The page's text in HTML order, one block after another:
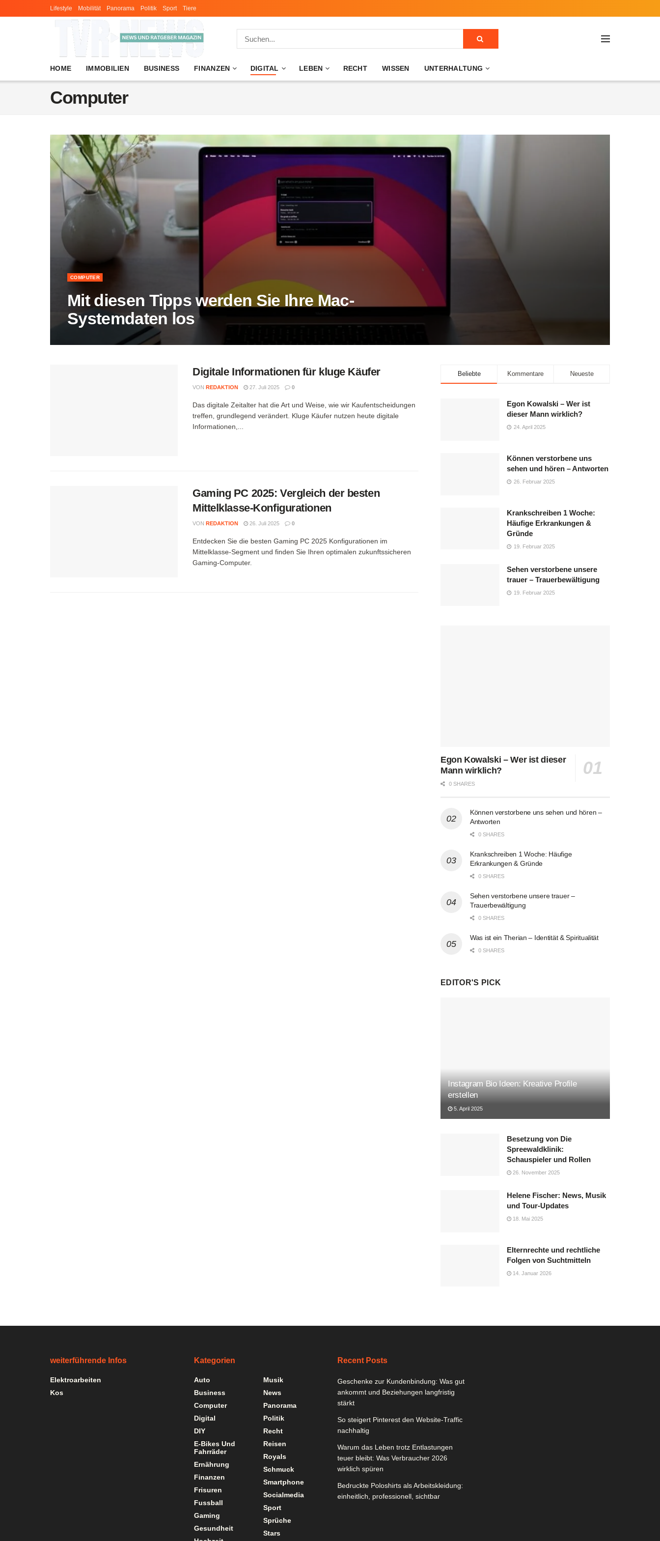
Lifestyle Mobilität Panorama Politik Sport Tiere
HOME IMMOBILIEN BUSINESS FINANZEN DIGITAL LEBEN RECHT WISSEN UNTERHALTUNG
Computer
COMPUTER
Mit diesen Tipps werden Sie Ihre Mac-
Systemdaten los
Digitale Informationen für kluge Käufer
VON REDAKTION 27. Juli 2025 0
Das digitale Zeitalter hat die Art und Weise, wie wir Kaufentscheidungen
treffen, grundlegend verändert. Kluge Käufer nutzen heute digitale
Informationen,...
Gaming PC 2025: Vergleich der besten
Mittelklasse-Konfigurationen
VON REDAKTION 26. Juli 2025 0
Entdecken Sie die besten Gaming PC 2025 Konfigurationen im
Mittelklasse-Segment und finden Sie Ihren optimalen zukunftssicheren
Gaming-Computer.
Beliebte Kommentare Neueste
Egon Kowalski – Wer ist
dieser Mann wirklich?
24. April 2025
Können verstorbene uns
sehen und hören – Antworten
26. Februar 2025
Krankschreiben 1 Woche:
Häufige Erkrankungen &
Gründe
19. Februar 2025
Sehen verstorbene unsere
trauer – Trauerbewältigung
19. Februar 2025
Egon Kowalski – Wer ist dieser
Mann wirklich?
0 SHARES
Können verstorbene uns sehen und hören –
Antworten
0 SHARES
Krankschreiben 1 Woche: Häufige
Erkrankungen & Gründe
0 SHARES
Sehen verstorbene unsere trauer –
Trauerbewältigung
0 SHARES
Was ist ein Therian – Identität & Spiritualität
0 SHARES
EDITOR'S PICK
Instagram Bio Ideen: Kreative Profile
erstellen
5. April 2025
Besetzung von Die
Spreewaldklinik:
Schauspieler und Rollen
26. November 2025
Helene Fischer: News, Musik
und Tour-Updates
18. Mai 2025
Elternrechte und rechtliche
Folgen von Suchtmitteln
14. Januar 2026
weiterführende Infos
Elektroarbeiten
Kos
Kategorien
Auto
Business
Computer
Digital
DIY
E-Bikes Und
Fahrräder
Ernährung
Finanzen
Frisuren
Fussball
Gaming
Gesundheit
Musik
News
Panorama
Politik
Recht
Reisen
Royals
Schmuck
Smartphone
Socialmedia
Sport
Sprüche
Stars
Recent Posts
Geschenke zur Kundenbindung: Was gut
ankommt und Beziehungen langfristig
stärkt
So steigert Pinterest den Website-Traffic
nachhaltig
Warum das Leben trotz Entlastungen
teuer bleibt: Was Verbraucher 2026
wirklich spüren
Bedruckte Poloshirts als Arbeitskleidung:
einheitlich, professionell, sichtbar